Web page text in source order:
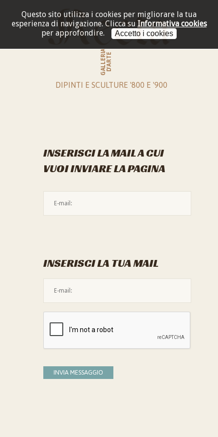
Questo sito utilizza i cookies per migliorare la tua
esperienza di navigazione. Clicca su Informativa cookies
per approfondire.
Accetto i cookies
GALLERIAD'ARTE
DIPINTI E SCULTURE '800 E '900
INSERISCI LA MAIL A CUI
VUOI INVIARE LA PAGINA
INSERISCI LA TUA MAIL
INVIA MESSAGGIO